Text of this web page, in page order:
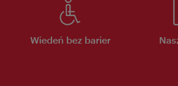
Wiedeń bez barier